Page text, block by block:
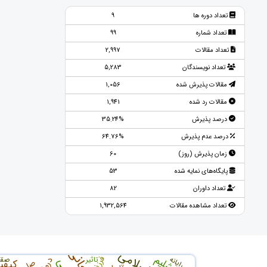
تعداد دوره ها
9
تعداد شماره
99
تعداد مقالات
2,997
تعداد نویسندگان
5,283
مقالات پذیرش شده
1,056
مقالات رد شده
1,941
درصد پذیرش
35.24%
درصد عدم پذیرش
64.76%
زمان پذیرش (روز)
60
پایگاه‌های نمایه شده
53
تعداد داوران
82
تعداد مشاهده مقالات
1,932,564
رایانه تاثیر